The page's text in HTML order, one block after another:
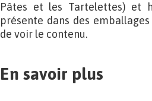
Pâtes et les Tartelettes) et
présente dans des
de voir le contenu.
En savoir plus